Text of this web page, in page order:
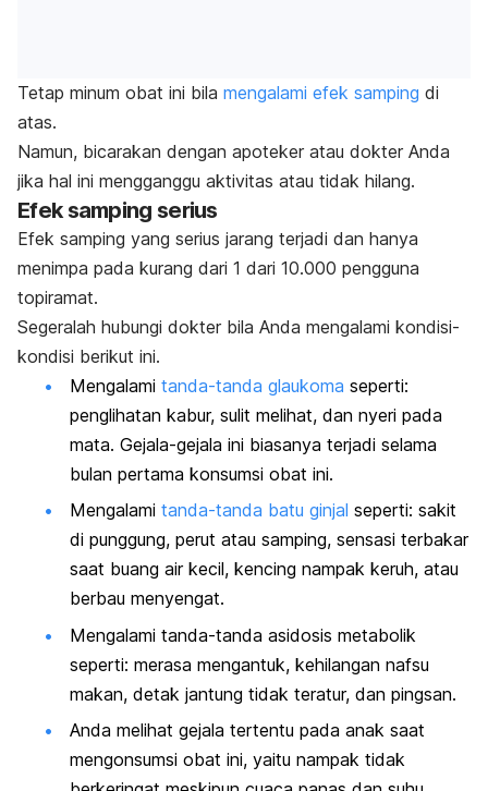
Tetap minum obat ini bila mengalami efek samping di
atas.
Namun, bicarakan dengan apoteker atau dokter Anda
jika hal ini mengganggu aktivitas atau tidak hilang.
Efek samping serius
Efek samping yang serius jarang terjadi dan hanya
menimpa pada kurang dari 1 dari 10.000 pengguna
topiramat.
Segeralah hubungi dokter bila Anda mengalami kondisi-
kondisi berikut ini.
Mengalami tanda-tanda glaukoma seperti:
penglihatan kabur, sulit melihat, dan nyeri pada
mata. Gejala-gejala ini biasanya terjadi selama
bulan pertama konsumsi obat ini.
Mengalami tanda-tanda batu ginjal seperti: sakit
di punggung, perut atau samping, sensasi terbakar
saat buang air kecil, kencing nampak keruh, atau
berbau menyengat.
Mengalami tanda-tanda asidosis metabolik
seperti: merasa mengantuk, kehilangan nafsu
makan, detak jantung tidak teratur, dan pingsan.
Anda melihat gejala tertentu pada anak saat
mengonsumsi obat ini, yaitu nampak tidak